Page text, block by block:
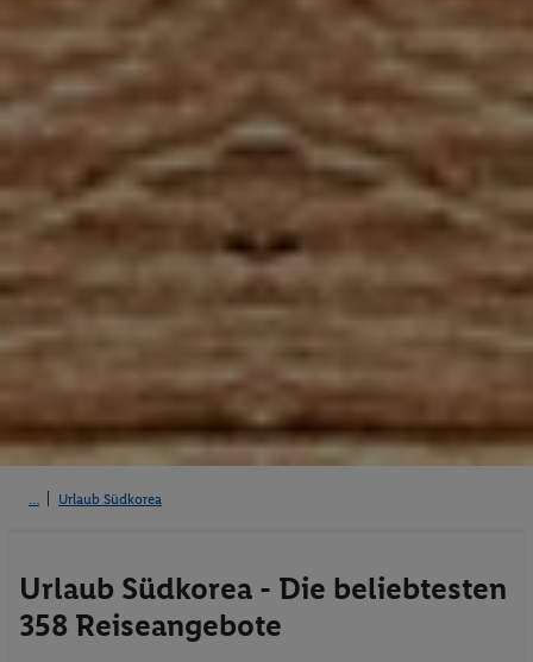
Urlaub Südkorea
Urlaub Südkorea - Die beliebtesten
358 Reiseangebote